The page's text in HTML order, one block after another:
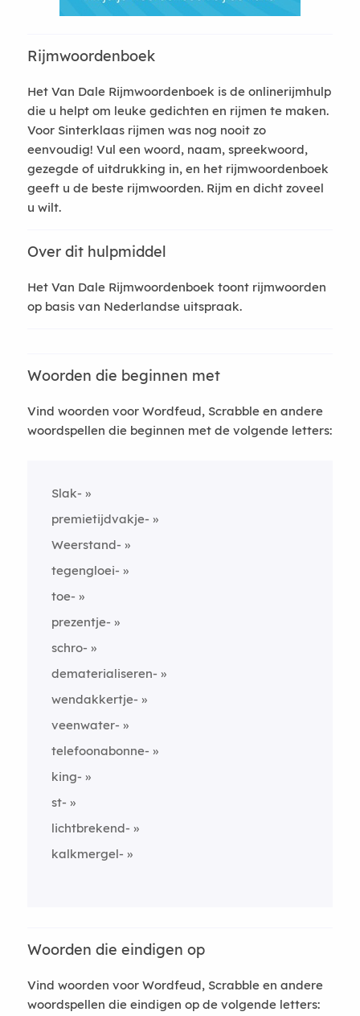
Rijmwoordenboek
Het Van Dale Rijmwoordenboek is de onlinerijmhulp
die u helpt om leuke gedichten en rijmen te maken.
Voor Sinterklaas rijmen was nog nooit zo
eenvoudig! Vul een woord, naam, spreekwoord,
gezegde of uitdrukking in, en het rijmwoordenboek
geeft u de beste rijmwoorden. Rijm en dicht zoveel
u wilt.
Over dit hulpmiddel
Het Van Dale Rijmwoordenboek toont rijmwoorden
op basis van Nederlandse uitspraak.
Woorden die beginnen met
Vind woorden voor Wordfeud, Scrabble en andere
woordspellen die beginnen met de volgende letters:
Slak-
premietijdvakje-
Weerstand-
tegengloei-
toe-
prezentje-
schro-
dematerialiseren-
wendakkertje-
veenwater-
telefoonabonne-
king-
st-
lichtbrekend-
kalkmergel-
Woorden die eindigen op
Vind woorden voor Wordfeud, Scrabble en andere
woordspellen die eindigen op de volgende letters: